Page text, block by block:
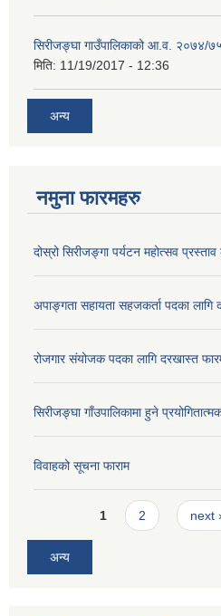
सिरीजङ्घा गाउँपालिकाको आ.व. २०७४/
मिति: 11/19/2017 - 12:36
अन्य
नमुना फारमहरु
दोस्रो सिरीजङ्गा पर्यटन महोत्सव प्रस्ताव
अपाङ्गता सहायता सहजकर्ता पदका लागि
रोजगार संयोजक पदका लागि दरखास्त
सिरीजङ्घा गाँउपालिकामा हुने
विवाहको सूचना फाराम
Pages1 2 next ›
अन्य